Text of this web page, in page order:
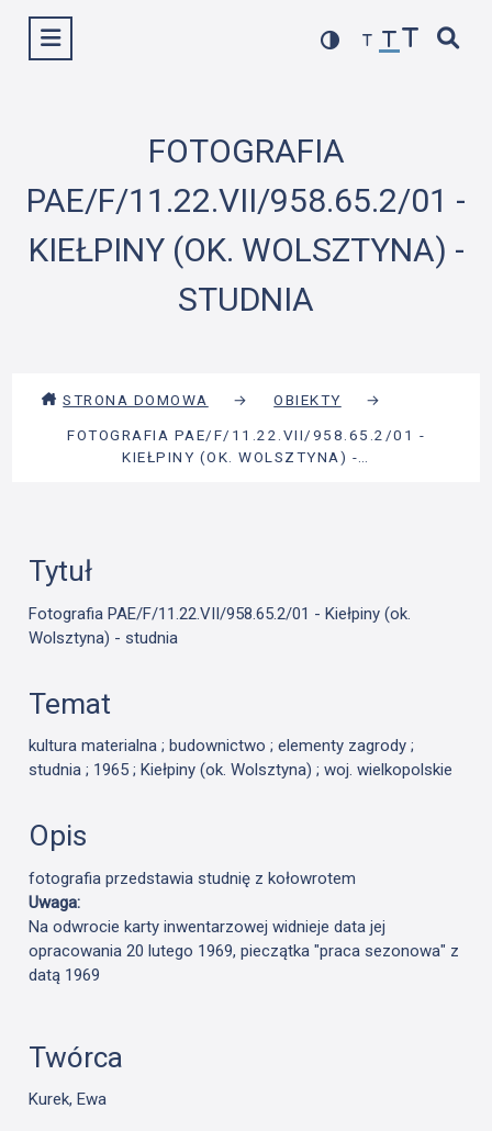
Wyświetl menu
FOTOGRAFIA
PAE/F/11.22.VII/958.65.2/01 -
KIEŁPINY (OK. WOLSZTYNA) -
STUDNIA
STRONA DOMOWA → OBIEKTY
→
FOTOGRAFIA PAE/F/11.22.VII/958.65.2/01 -
KIEŁPINY (OK. WOLSZTYNA) -…
Tytuł
Fotografia PAE/F/11.22.VII/958.65.2/01 - Kiełpiny (ok.
Wolsztyna) - studnia
Temat
kultura materialna ; budownictwo ; elementy zagrody ;
studnia ; 1965 ; Kiełpiny (ok. Wolsztyna) ; woj. wielkopolskie
Opis
fotografia przedstawia studnię z kołowrotem
Uwaga:
Na odwrocie karty inwentarzowej widnieje data jej
opracowania 20 lutego 1969, pieczątka "praca sezonowa" z
datą 1969
Twórca
Kurek, Ewa